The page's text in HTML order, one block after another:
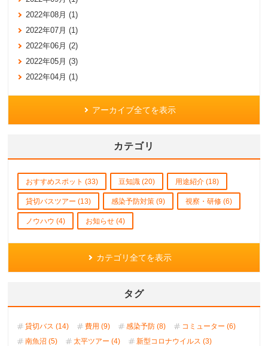
2022年08月 (1)
2022年07月 (1)
2022年06月 (2)
2022年05月 (3)
2022年04月 (1)
アーカイブ全てを表示
カテゴリ
おすすめスポット (33) 豆知識 (20) 用途紹介 (18)
貸切バスツアー (13) 感染予防対策 (9) 視察・研修 (6)
ノウハウ (4) お知らせ (4)
カテゴリ全てを表示
タグ
貸切バス (14) 費用 (9) 感染予防 (8)
コミューター (6)
南魚沼 (5)
太平ツアー (4)
新型コロナウイルス (3)